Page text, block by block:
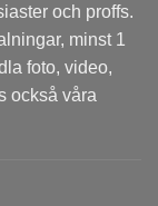
och proffs.
minst 1
foto, video,
också våra